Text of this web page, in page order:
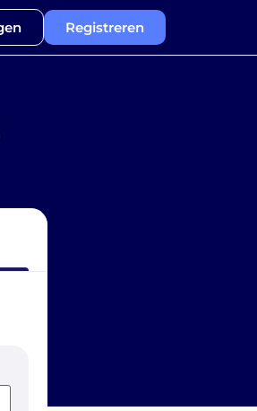
Registreren